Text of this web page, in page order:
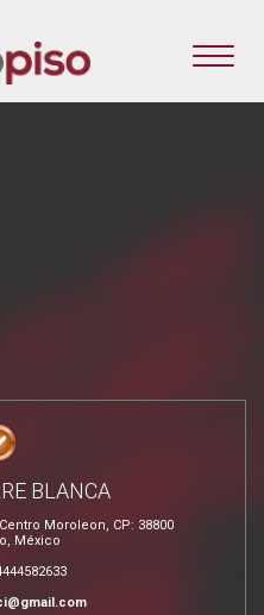
BLANCA
Moroleon, CP: 38800
México